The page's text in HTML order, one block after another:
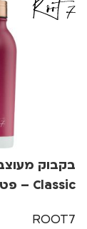
Classic – פטל
ROOT7